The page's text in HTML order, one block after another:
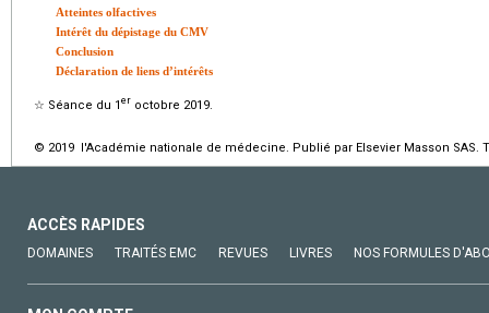
Atteintes olfactives
Intérêt du dépistage du CMV
Conclusion
Déclaration de liens d’intérêts
☆ Séance du 1 er octobre 2019.
© 2019 l'Académie nationale de médecine. Publié par Elsevier Masson SAS.
ACCÈS RAPIDES
DOMAINES TRAITÉS EMC REVUES LIVRES NOS FORMULES